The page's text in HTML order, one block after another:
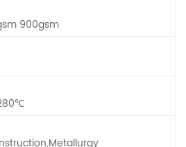
900gsm